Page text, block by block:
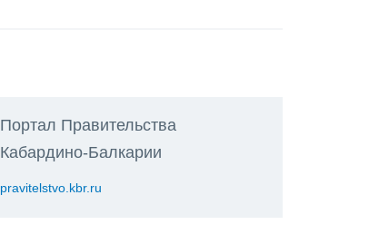
Портал Правительства
Кабардино-Балкарии
pravitelstvo.kbr.ru